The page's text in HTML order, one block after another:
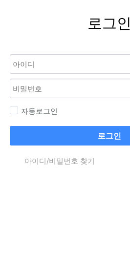
로그인
자동로그인
로그인
아이디/비밀번호 찾기